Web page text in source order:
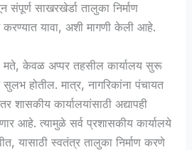
साखरखेर्डा तालुका निर्माण
करण्यात यावा, अशी मागणी केली आहे.
मते, केवळ अप्पर तहसील कार्यालय सुरू
होतील. मात्र, नागरिकांना पंचायत
शासकीय कार्यालयांसाठी अद्यापही
आहे. त्यामुळे सर्व प्रशासकीय कार्यालये
यासाठी स्वतंत्र तालुका निर्माण करणे